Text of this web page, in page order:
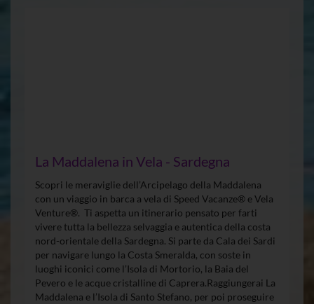
La Maddalena in Vela - Sardegna
Scopri le meraviglie dell’Arcipelago della Maddalena
con un viaggio in barca a vela di Speed Vacanze® e Vela
Venture®. Ti aspetta un itinerario pensato per farti
vivere tutta la bellezza selvaggia e autentica della costa
nord-orientale della Sardegna. Si parte da Cala dei Sardi
per navigare lungo la Costa Smeralda, con soste in
luoghi iconici come l’Isola di Mortorio, la Baia del
Pevero e le acque cristalline di Caprera.Raggiungerai La
Maddalena e l’Isola di Santo Stefano, per poi proseguire